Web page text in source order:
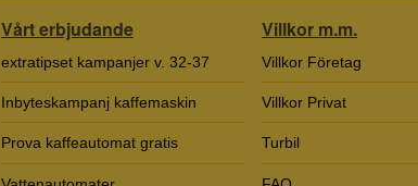
Vårt erbjudande
extratipset kampanjer v. 32-37
Inbyteskampanj kaffemaskin
Prova kaffeautomat gratis
Villkor m.m.
Villkor Företag
Villkor Privat
Turbil